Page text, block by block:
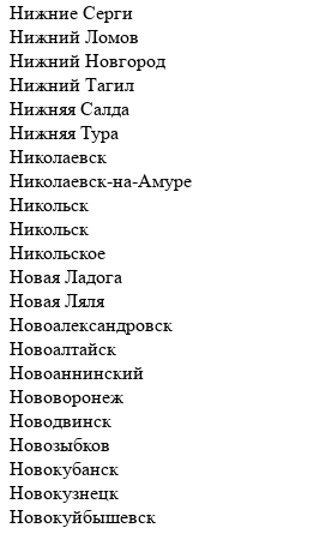
Нижние Серги
Нижний Ломов
Нижний Новгород
Нижний Тагил
Нижняя Салда
Нижняя Тура
Николаевск
Николаевск-на-Амуре
Никольск
Никольск
Никольское
Новая Ладога
Новая Ляля
Новоалександровск
Новоалтайск
Новоаннинский
Нововоронеж
Новодвинск
Новозыбков
Новокубанск
Новокузнецк
Новокуйбышевск